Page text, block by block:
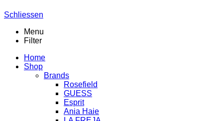
Schliessen
Menu
Filter
Home
Shop
Brands
Rosefield
GUESS
Esprit
Ania Haie